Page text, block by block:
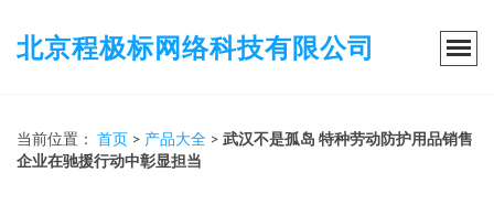
北京程极标网络科技有限公司
当前位置： 首页 > 产品大全 > 武汉不是孤岛 特种劳动防护用品销售
企业在驰援行动中彰显担当